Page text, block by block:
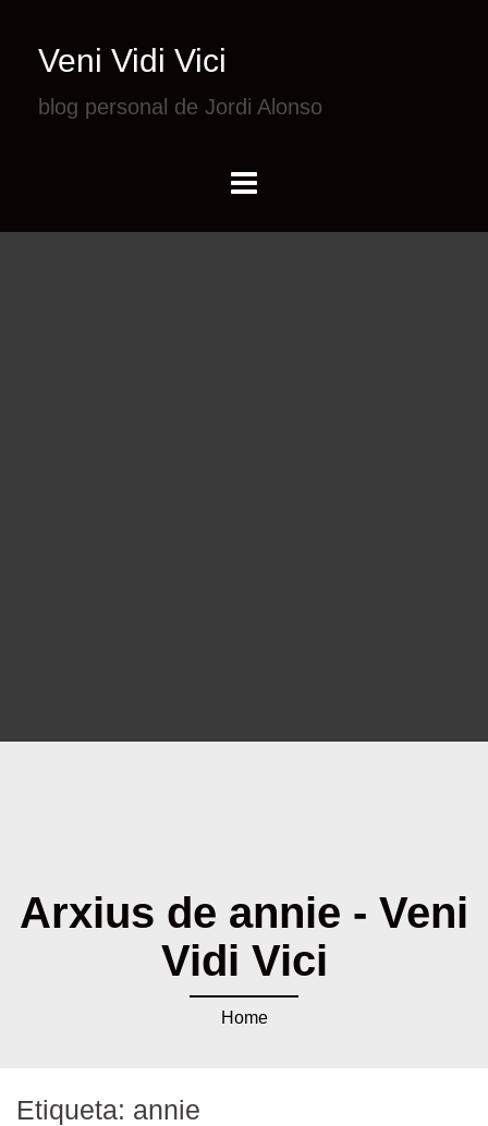
Veni Vidi Vici
blog personal de Jordi Alonso
Arxius de annie - Veni
Vidi Vici
Home
Etiqueta: annie